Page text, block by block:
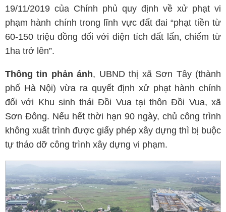
19/11/2019 của Chính phủ quy định về xử phạt vi
phạm hành chính trong lĩnh vực đất đai “phạt tiền từ
60-150 triệu đồng đối với diện tích đất lấn, chiếm từ
1ha trở lên”.
Thông tin phản ánh, UBND thị xã Sơn Tây (thành
phố Hà Nội) vừa ra quyết định xử phạt hành chính
đối với Khu sinh thái Đồi Vua tại thôn Đồi Vua, xã
Sơn Đông. Nếu hết thời hạn 90 ngày, chủ công trình
không xuất trình được giấy phép xây dựng thì bị buộc
tự tháo dỡ công trình xây dựng vi phạm.